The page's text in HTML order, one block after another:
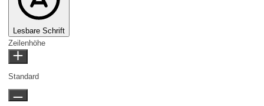
Lesbare Schrift
Zeilenhöhe
Standard